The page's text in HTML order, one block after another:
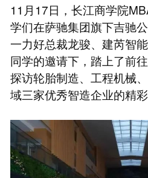
11月17日，长江商学院
学们在萨驰集团旗下吉驰
一力好总裁龙骏、建芮智
同学的邀请下，踏上了前
探访轮胎制造、工程机械
域三家优秀智造企业的精彩